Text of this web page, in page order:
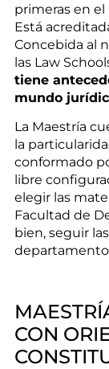
primeras en
Está
Concebida al
las Law
tiene
mundo
La Maestría
la
conformado
libre
elegir las
Facultad de
bien, seguir
CON